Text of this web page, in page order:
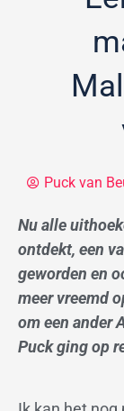
Puck van
Nu alle
ontdekt, een
geworden en
meer vreemd
om een ander
Puck ging op